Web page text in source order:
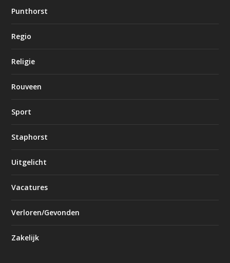
Punthorst
Regio
Religie
Rouveen
Sport
Staphorst
Uitgelicht
Vacatures
Verloren/Gevonden
Zakelijk